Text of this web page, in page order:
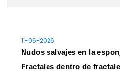
11-06-2026
Nudos salvajes en la
Fractales dentro de